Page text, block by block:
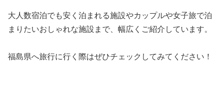
大人数宿泊でも安く泊まれる施設やカップルや女子旅で泊
まりたいおしゃれな施設まで、幅広くご紹介しています。
福島県へ旅行に行く際はぜひチェックしてみてください！